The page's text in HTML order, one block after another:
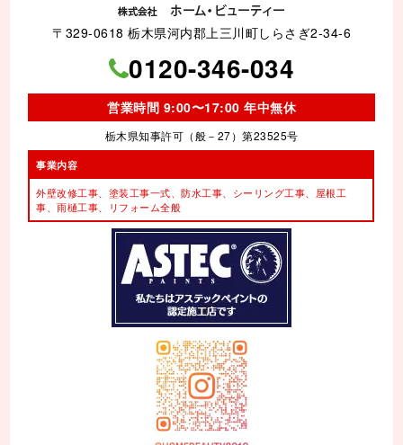
〒329-0618 栃木県河内郡上三川町しらさぎ2-34-6
0120-346-034
営業時間 9:00〜17:00 年中無休
栃木県知事許可（般－27）第23525号
事業内容
外壁改修工事、塗装工事⼀式、防水工事、シーリング工事、 屋根工
事、雨樋工事、
リフォーム全般